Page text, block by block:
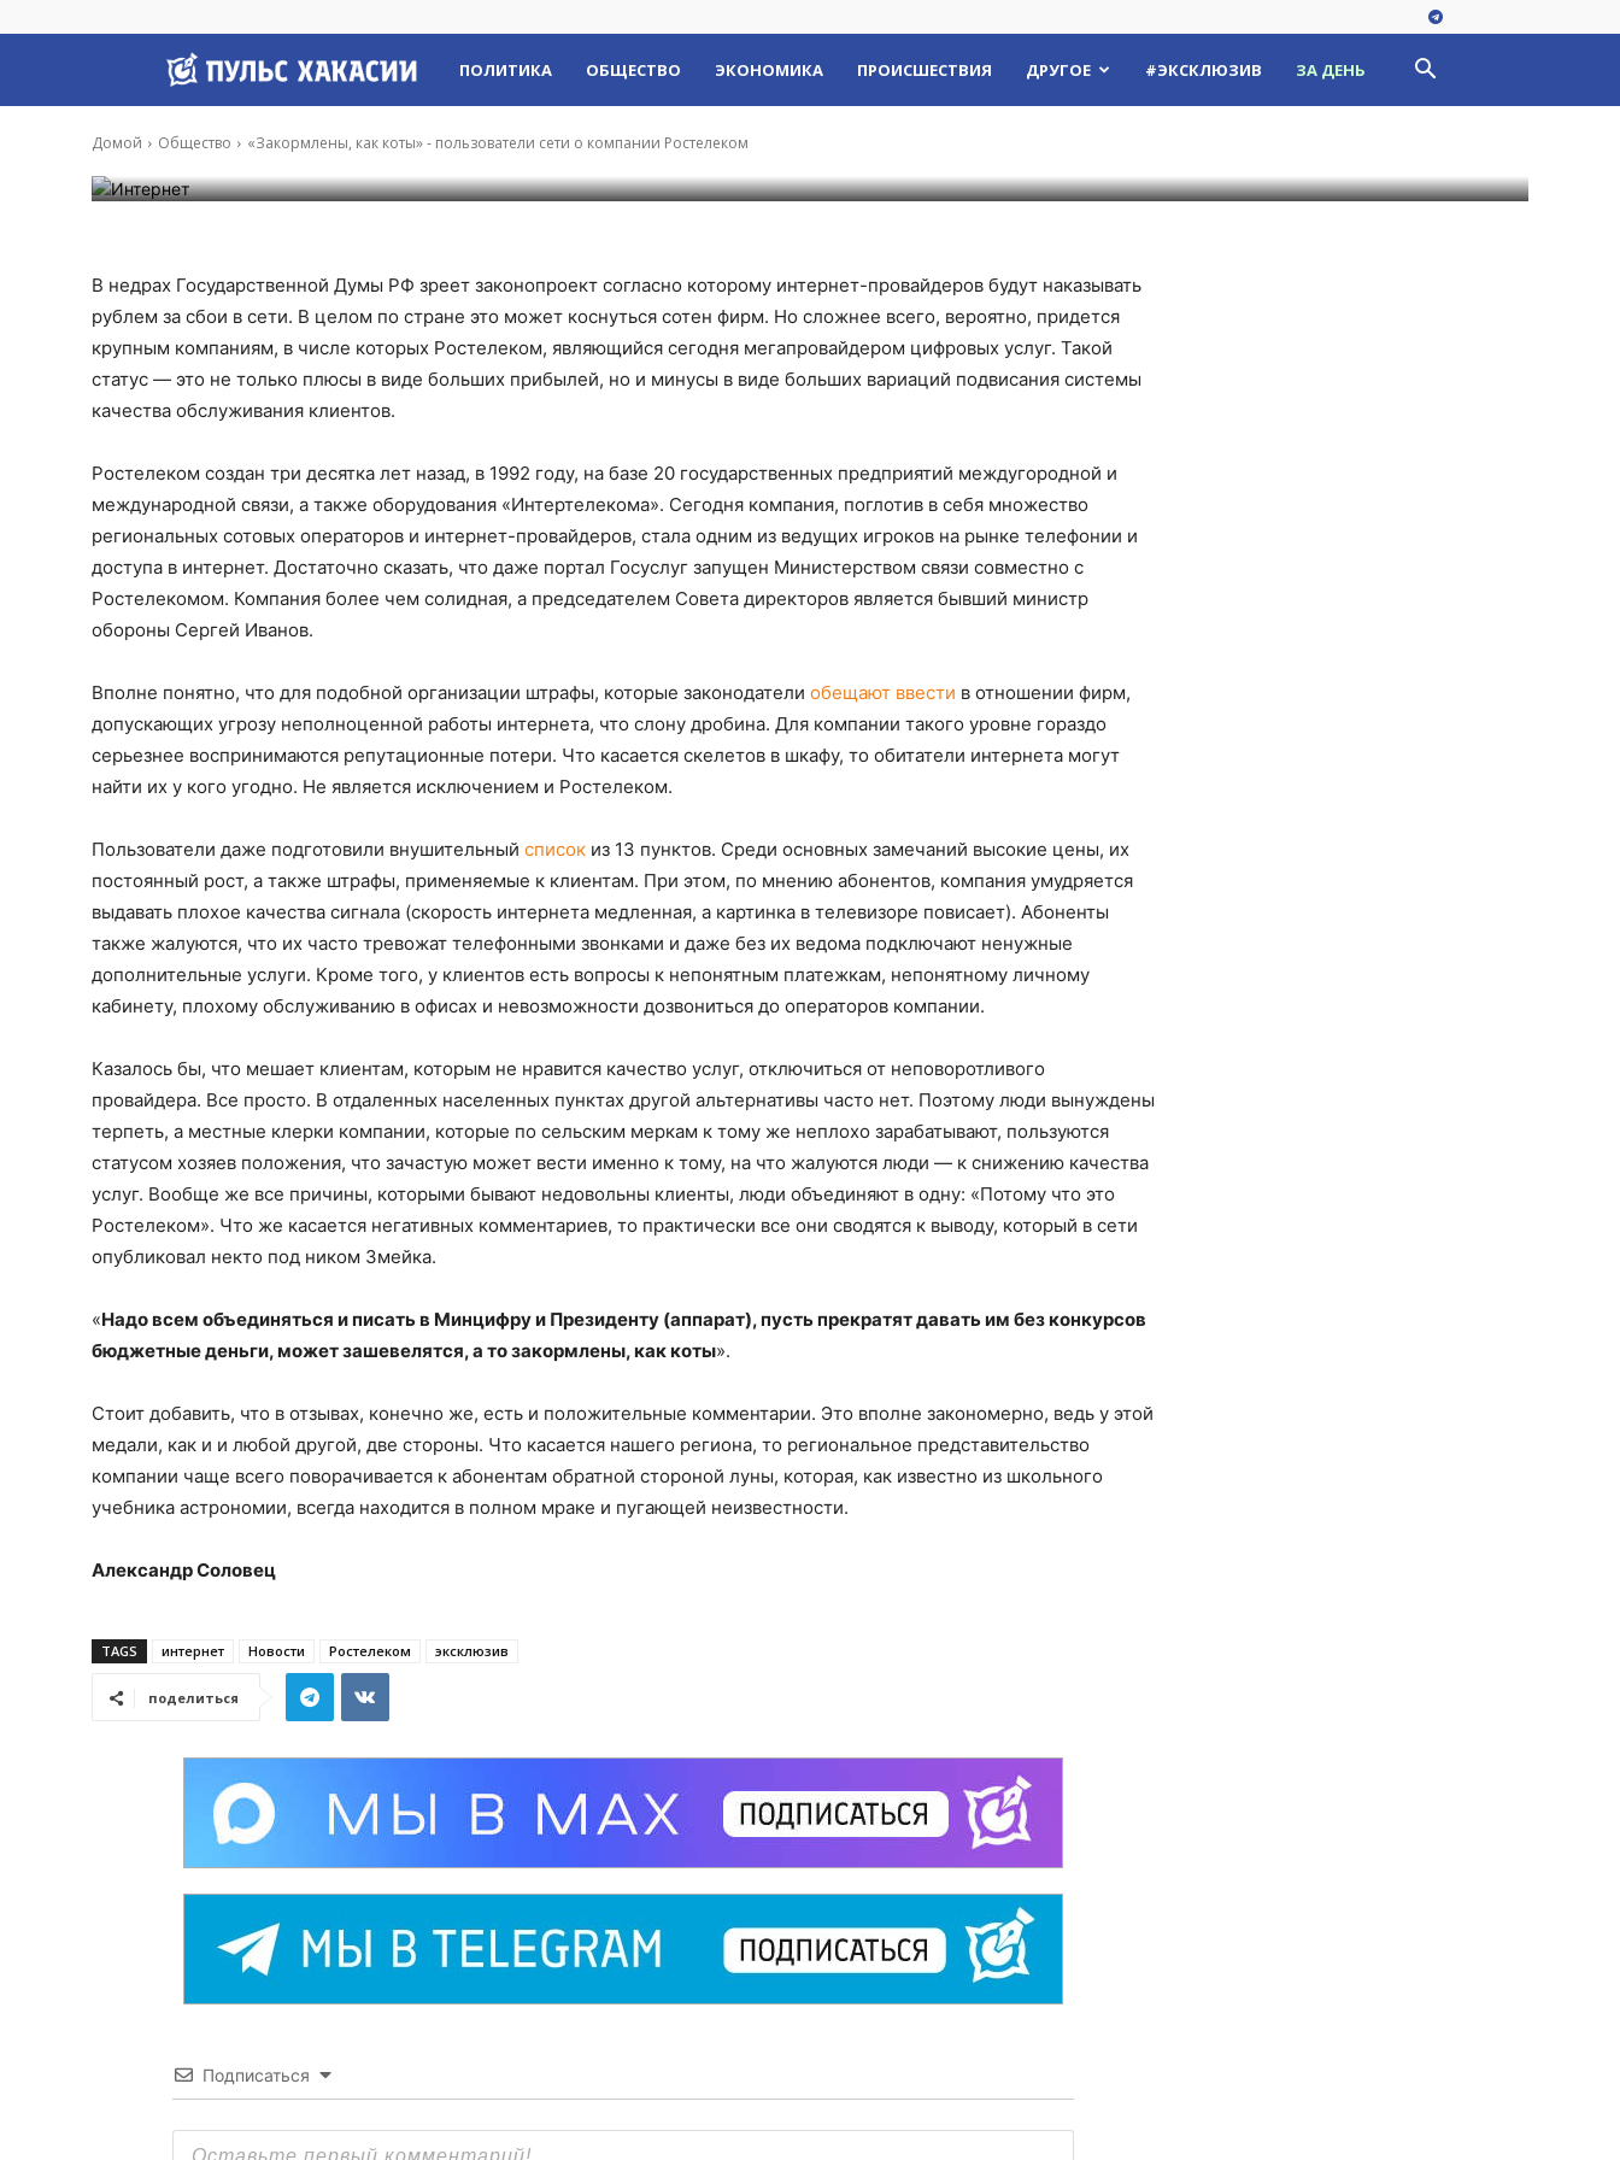
Пульс
Хакасии
ПОЛИТИКА ОБЩЕСТВО ЭКОНОМИКА ПРОИСШЕСТВИЯ ДРУГОЕ #ЭКСКЛЮЗИВ ЗА ДЕНЬ
Домой Общество «Закормлены, как коты» - пользователи сети о компании Ростелеком
компании Ростелеком
Александр Соловец - 10 Фев, 2021 7:30
В недрах Государственной Думы РФ зреет законопроект согласно которому интернет-провайдеров будут наказывать
рублем за сбои в сети. В целом по стране это может коснуться сотен фирм. Но сложнее всего, вероятно, придется
крупным компаниям, в числе которых Ростелеком, являющийся сегодня мегапровайдером цифровых услуг. Такой
статус — это не только плюсы в виде больших прибылей, но и минусы в виде больших вариаций подвисания системы
качества обслуживания клиентов.
Ростелеком создан три десятка лет назад, в 1992 году, на базе 20 государственных предприятий междугородной и
международной связи, а также оборудования «Интертелекома». Сегодня компания, поглотив в себя множество
региональных сотовых операторов и интернет-провайдеров, стала одним из ведущих игроков на рынке телефонии и
доступа в интернет. Достаточно сказать, что даже портал Госуслуг запущен Министерством связи совместно с
Ростелекомом. Компания более чем солидная, а председателем Совета директоров является бывший министр
обороны Сергей Иванов.
Вполне понятно, что для подобной организации штрафы, которые законодатели обещают ввести в отношении фирм,
допускающих угрозу неполноценной работы интернета, что слону дробина. Для компании такого уровне гораздо
серьезнее воспринимаются репутационные потери. Что касается скелетов в шкафу, то обитатели интернета могут
найти их у кого угодно. Не является исключением и Ростелеком.
Пользователи даже подготовили внушительный список из 13 пунктов. Среди основных замечаний высокие цены, их
постоянный рост, а также штрафы, применяемые к клиентам. При этом, по мнению абонентов, компания умудряется
выдавать плохое качества сигнала (скорость интернета медленная, а картинка в телевизоре повисает). Абоненты
также жалуются, что их часто тревожат телефонными звонками и даже без их ведома подключают ненужные
дополнительные услуги. Кроме того, у клиентов есть вопросы к непонятным платежкам, непонятному личному
кабинету, плохому обслуживанию в офисах и невозможности дозвониться до операторов компании.
Казалось бы, что мешает клиентам, которым не нравится качество услуг, отключиться от неповоротливого
провайдера. Все просто. В отдаленных населенных пунктах другой альтернативы часто нет. Поэтому люди вынуждены
терпеть, а местные клерки компании, которые по сельским меркам к тому же неплохо зарабатывают, пользуются
статусом хозяев положения, что зачастую может вести именно к тому, на что жалуются люди — к снижению качества
услуг. Вообще же все причины, которыми бывают недовольны клиенты, люди объединяют в одну: «Потому что это
Ростелеком». Что же касается негативных комментариев, то практически все они сводятся к выводу, который в сети
опубликовал некто под ником Змейка.
«Надо всем объединяться и писать в Минцифру и Президенту (аппарат), пусть прекратят давать им без конкурсов
бюджетные деньги, может зашевелятся, а то закормлены, как коты».
Стоит добавить, что в отзывах, конечно же, есть и положительные комментарии. Это вполне закономерно, ведь у этой
медали, как и и любой другой, две стороны. Что касается нашего региона, то региональное представительство
компании чаще всего поворачивается к абонентам обратной стороной луны, которая, как известно из школьного
учебника астрономии, всегда находится в полном мраке и пугающей неизвестности.
Александр Соловец
TAGS интернет Новости Ростелеком эксклюзив
поделиться
Подписаться